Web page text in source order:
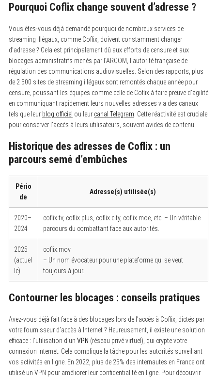
Pourquoi Coflix change souvent d’adresse ?
Vous êtes-vous déjà demandé pourquoi de nombreux services de
streaming illégaux, comme Coflix, doivent constamment changer
d’adresse ? Cela est principalement dû aux efforts de censure et aux
blocages administratifs menés par l’ARCOM, l’autorité française de
régulation des communications audiovisuelles. Selon des rapports, plus
de 2 500 sites de streaming illégaux sont remontés chaque année pour
censure, poussant les équipes comme celle de Coflix à faire preuve d’agilité
en communiquant rapidement leurs nouvelles adresses via des canaux
tels que leur blog officiel ou leur canal Telegram . Cette réactivité est cruciale
pour conserver l’accès à leurs utilisateurs, souvent avides de contenu.
Historique des adresses de Coflix : un
parcours semé d’embûches
Pério
de
Adresse(s) utilisée(s)
2020–
2024
coflix.tv, coflix.plus, coflix.city, coflix.moe, etc. – Un véritable
parcours du combattant face aux autorités.
2025
(actuel
le)
coflix.mov
– Un nom évocateur pour une plateforme qui se veut
toujours à jour.
Contourner les blocages : conseils pratiques
Avez-vous déjà fait face à des blocages lors de l’accès à Coflix, dictés par
votre fournisseur d’accès à Internet ? Heureusement, il existe une solution
efficace : l’utilisation d’un VPN (réseau privé virtuel), qui crypte votre
connexion Internet. Cela complique la tâche pour les autorités surveillant
vos activités en ligne. En 2022, plus de 25% des internautes en France ont
utilisé un VPN pour améliorer leur confidentialité en ligne. Pour découvrir